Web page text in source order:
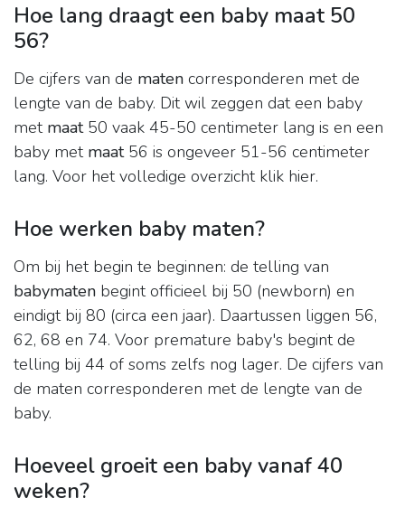
Hoe lang draagt een baby maat 50
56?
De cijfers van de maten corresponderen met de
lengte van de baby. Dit wil zeggen dat een baby
met maat50 vaak 45-50 centimeter lang is en een
baby met maat56 is ongeveer 51-56 centimeter
lang. Voor het volledige overzicht klik hier.
Hoe werken baby maten?
Om bij het begin te beginnen: de telling van
babymaten begint officieel bij 50 (newborn) en
eindigt bij 80 (circa een jaar). Daartussen liggen 56,
62, 68 en 74. Voor premature baby's begint de
telling bij 44 of soms zelfs nog lager. De cijfers van
de maten corresponderen met de lengte van de
baby.
Hoeveel groeit een baby vanaf 40
weken?